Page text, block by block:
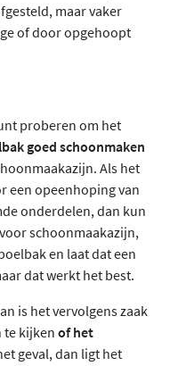
maar vaker
of door opgehoopt
proberen om het
goed schoonmaken
Als het
een opeenhoping van
onderdelen, dan kun
schoonmaakazijn,
en laat dat een
dat werkt het best.
is het vervolgens zaak
te kijken of het
geval, dan ligt het